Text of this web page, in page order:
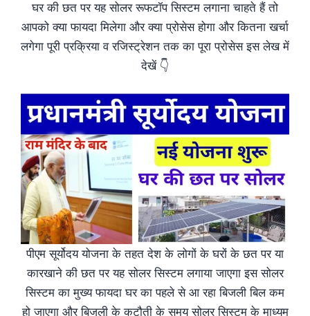
घर की छत पर यह सोलर रूफटॉप सिस्टम लगाना चाहते हैं तो
आपको क्या फायदा मिलेगा और क्या प्रोसेस होगा और कितना खर्चा
लगेगा पूरी प्रक्रिया व रजिस्ट्रेशन तक का पूरा प्रोसेस इस लेख में
देखें 👇
पीएम सूर्योदय योजना के तहत देश के लोगों के घरों के छत पर या
कारखाने की छत पर यह सोलर सिस्टम लगाया जाएगा इस सोलर
सिस्टम का मुख्य फायदा घर का पहले से आ रहा बिजली बिल कम
हो जाएगा और बिजली के कटौती के समय सोलर सिस्टम के माध्यम